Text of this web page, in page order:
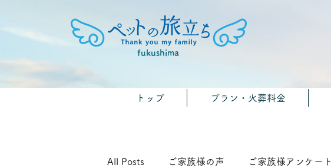
fukushima
トップ プラン・火葬料金
All Posts ご家族様の声 ご家族様アンケート